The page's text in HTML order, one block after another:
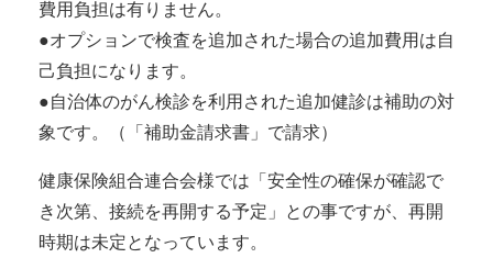
費用負担は有りません。
●オプションで検査を追加された場合の追加費用は自
己負担になります。
●自治体のがん検診を利用された追加健診は補助の対
象です。（「補助金請求書」で請求）
健康保険組合連合会様では「安全性の確保が確認で
き次第、接続を再開する予定」との事ですが、再開
時期は未定となっています。